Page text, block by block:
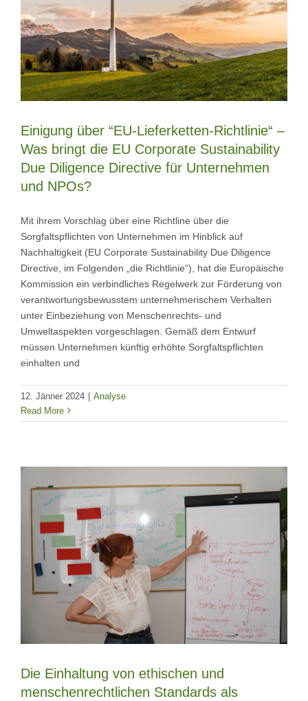
Einigung über “EU-Lieferketten-Richtlinie“ –
Was bringt die EU Corporate Sustainability
Due Diligence Directive für Unternehmen
und NPOs?
Mit ihrem Vorschlag über eine Richtline über die
Sorgfaltspflichten von Unternehmen im Hinblick auf
Nachhaltigkeit (EU Corporate Sustainability Due Diligence
Directive, im Folgenden „die Richtlinie“), hat die Europäische
Kommission ein verbindliches Regelwerk zur Förderung von
verantwortungsbewusstem unternehmerischem Verhalten
unter Einbeziehung von Menschenrechts- und
Umweltaspekten vorgeschlagen. Gemäß dem Entwurf
müssen Unternehmen künftig erhöhte Sorgfaltspflichten
einhalten und
12. Jänner 2024 | Analyse
Read More
Die Einhaltung von ethischen und
menschenrechtlichen Standards als